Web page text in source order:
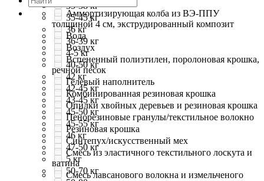
35-38 кг
35-45 кг
36 кг
36-39 кг
4-5 кг
40-50 кг
42 кг
42-45 кг
43-45 кг
45-50 кг
45-55 кг
46 кг
47-50 кг
5 кг
50-70 кг
Аммортизирующая колба из ВЭ-ППУ
толщиной 4 см, экструдированный композит
Вода
Воздух
Вспененный полиэтилен, поролоновая крошка,
речной песок
Гелевый наполнитель
Комбинированная резиновая крошка
Опилки хвойных деревьев и резиновая крошка
Пенорезиновые гранулы/текстильное волокно
Резиновая крошка
Синтепух/искусственный мех
Смесь из эластичного текстильного лоскута и
ватина
Смесь лавсанового волокна и измельченого